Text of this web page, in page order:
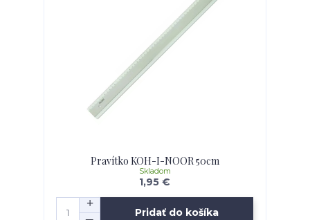
Pravítko KOH-I-NOOR 50cm
1,95 €
Skladom
Pridať do košíka